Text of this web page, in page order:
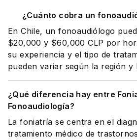
¿Cuánto cobra un
En Chile, un fonoaudiólogo
$20,000 y $60,000 CLP por
su experiencia y el tipo de
pueden variar según la región y
¿Qué diferencia hay entre
Fonoaudiología?
La foniatría se centra en el
tratamiento médico de